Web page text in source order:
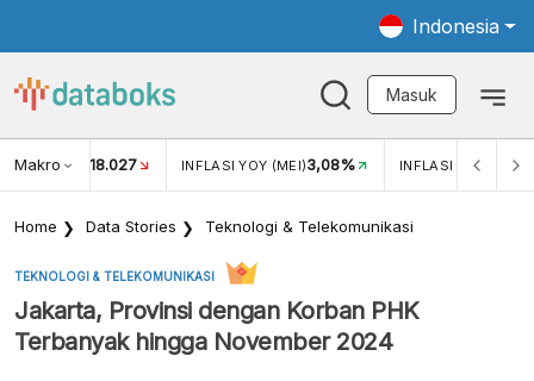
Indonesia
Masuk
Makro
USD/IDR 18.027 INFLASI YOY (MEI)3,08% INFLASI MOM (MEI)
Home Data Stories Teknologi & Telekomunikasi
TEKNOLOGI & TELEKOMUNIKASI
Jakarta, Provinsi dengan Korban PHK
Terbanyak hingga November 2024